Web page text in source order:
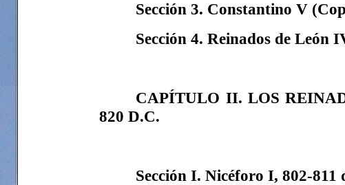
Sección 3. Constantino V (
Sección 4. Reinados de León
CAPÍTULO II. LOS
820 D.C.
Sección I. Nicéforo I, 802-811